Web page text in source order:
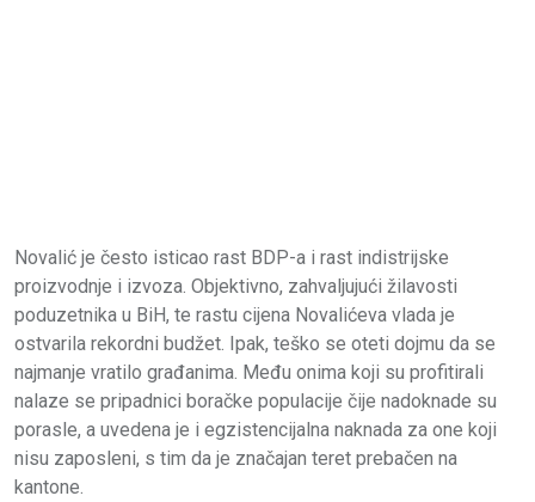
Novalić je često isticao rast BDP-a i rast indistrijske
proizvodnje i izvoza. Objektivno, zahvaljujući žilavosti
poduzetnika u BiH, te rastu cijena Novalićeva vlada je
ostvarila rekordni budžet. Ipak, teško se oteti dojmu da se
najmanje vratilo građanima. Među onima koji su profitirali
nalaze se pripadnici boračke populacije čije nadoknade su
porasle, a uvedena je i egzistencijalna naknada za one koji
nisu zaposleni, s tim da je značajan teret prebačen na
kantone.